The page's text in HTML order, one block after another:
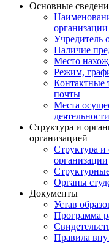
Основные
организации
Учредитель
Наличие
Место
Режим,
Контактные
почты
Места
деятельности
Структура и
организацией
Структура и
организации
Органы
Документы
Устав
Программа
Правила